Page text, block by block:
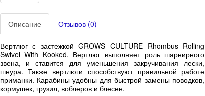
Описание Отзывов (0)
Вертлюг с застежкой GROWS CULTURE Rhombus Rolling
Swivel With Kooked. Вертлюг выполняет роль шарнирного
звена, и ставится для уменьшения закручивания лески,
шнура. Также вертлюги способствуют правильной работе
приманки. Карабины удобны для быстрой замены поводков,
кормушек, грузил, воблеров и блесен.